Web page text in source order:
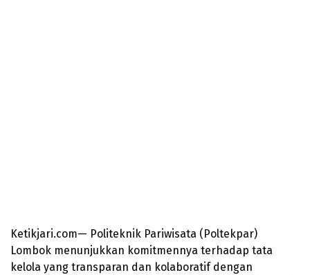
Ketikjari.com— Politeknik Pariwisata (Poltekpar)
Lombok menunjukkan komitmennya terhadap tata
kelola yang transparan dan kolaboratif dengan